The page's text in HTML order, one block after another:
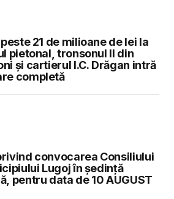
21 de milioane de lei la
pietonal, tronsonul II din
și cartierul I.C. Drăgan intră
completă
convocarea Consiliului
Lugoj în şedinţă
pentru data de 10 AUGUST